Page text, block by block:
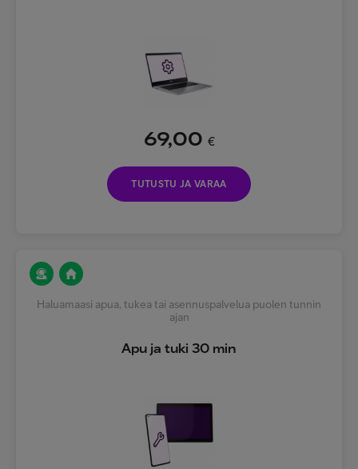
69,00 €
TUTUSTU JA VARAA
Haluamaasi apua, tukea tai asennuspalvelua puolen tunnin
ajan
Apu ja tuki 30 min